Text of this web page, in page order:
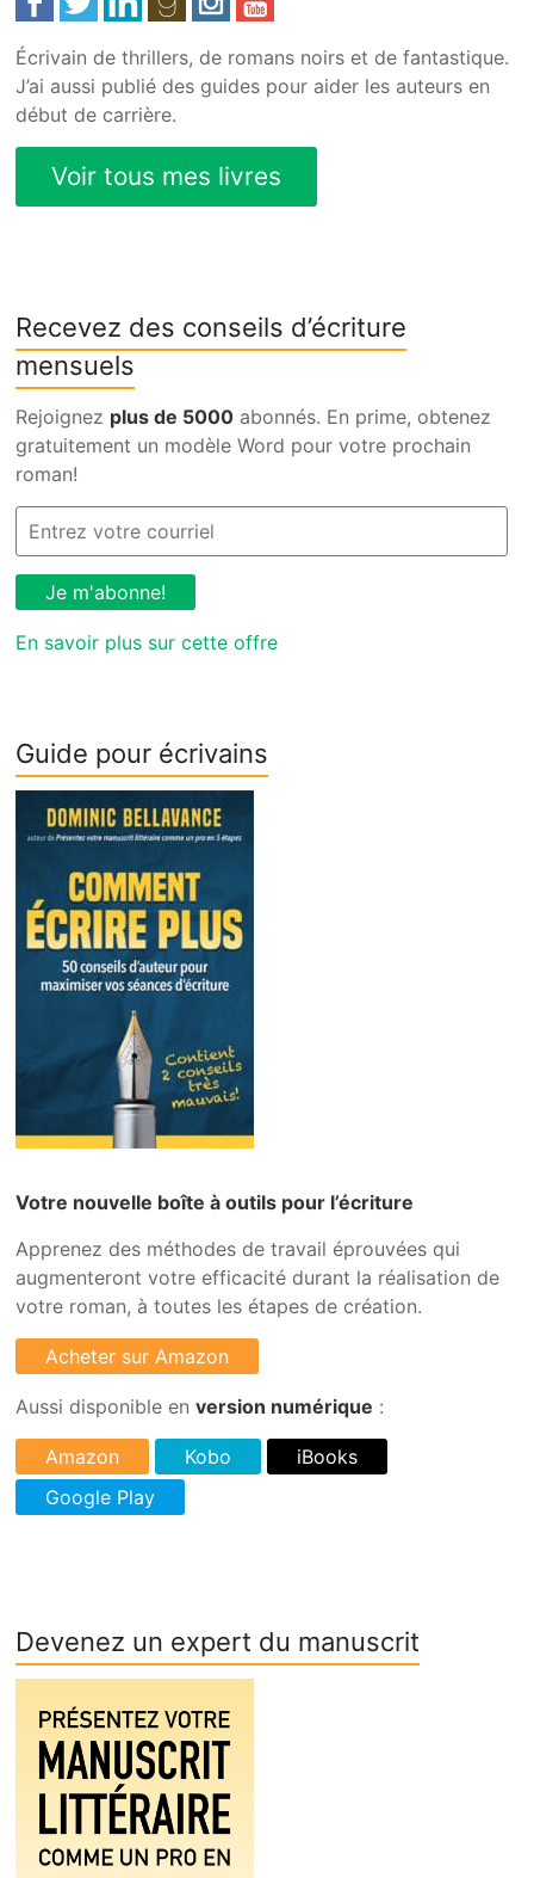
Écrivain de thrillers, de romans noirs et de fantastique.
J’ai aussi publié des guides pour aider les auteurs en
début de carrière.
Recevez des conseils d’écriture
mensuels
Rejoignez plus de 5000 abonnés. En prime, obtenez
gratuitement un modèle Word pour votre prochain
roman!
En savoir plus sur cette offre
Guide pour écrivains
Votre nouvelle boîte à outils pour l’écriture
Apprenez des méthodes de travail éprouvées qui
augmenteront votre efficacité durant la réalisation de
votre roman, à toutes les étapes de création.
Aussi disponible enversion numérique :
Devenez un expert du manuscrit